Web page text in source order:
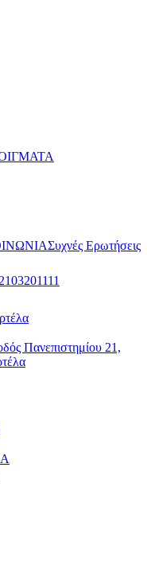
Συχνές Ερωτήσεις
Πανεπιστημίου 21,